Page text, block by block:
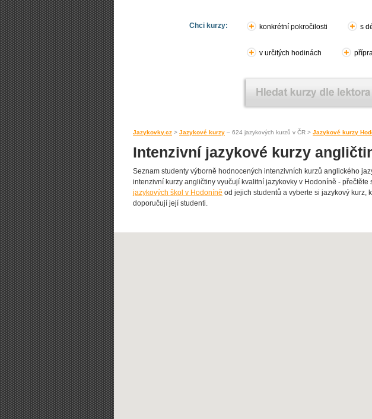
Chci kurzy: konkrétní pokročilosti s
v určitých hodinách
Jazykovky.cz > Jazykové kurzy – 624 jazykových kurzů v ČR > Jazykové kurzy
Intenzivní jazykové kurzy
Seznam studenty výborně hodnocených intenzivních kurzů anglického
intenzivní kurzy angličtiny vyučují kvalitní jazykovky v Hodoníně - přečtěte
jazykových škol v Hodoníně od jejich studentů a vyberte si jazykový kurz,
doporučují její studenti.